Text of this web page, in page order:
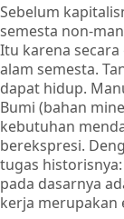
Sebelum
semesta non-
Itu karena
alam semesta.
dapat hidup.
Bumi (bahan
kebutuhan
berekspresi.
tugas
pada dasarnya
kerja merupakan